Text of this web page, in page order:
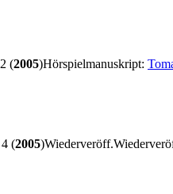
(2005)Hörspielmanuskript:
(2005)Wiederveröff.